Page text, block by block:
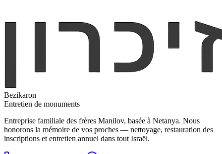
Bezikaron
Entretien de monuments
Entreprise familiale des frères Manilov, basée à Netanya. Nous
honorons la mémoire de vos proches — nettoyage, restauration des
inscriptions et entretien annuel dans tout Israël.